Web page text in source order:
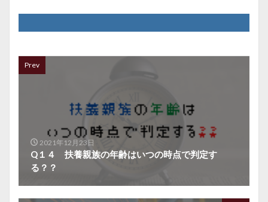
Prev
2021年12月23日
Q１４ 扶養親族の年齢はいつの時点で判定す
る？？